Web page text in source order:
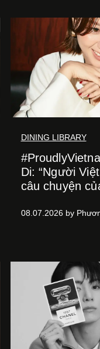
DINING LIBRARY
Di: “Người
câu chuyện
08.07.2026 by